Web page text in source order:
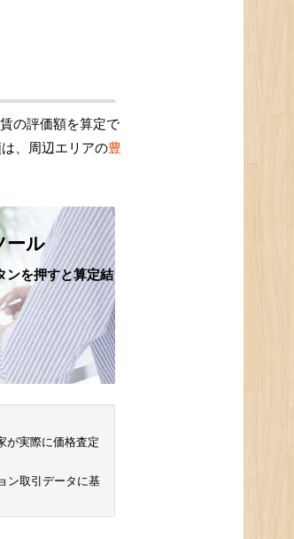
の評価額を算定で
、周辺エリアの豊
ール
ンを押すと算定結
が実際に価格査定
ン取引データに基